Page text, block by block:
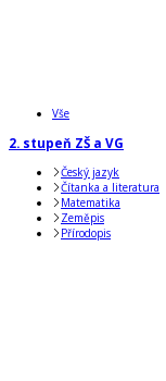
Vše
2. stupeň ZŠ a VG
Český jazyk
Čítanka a literatura
Matematika
Zeměpis
Přírodopis